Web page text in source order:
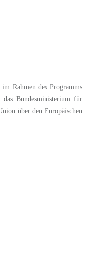
Rahmen des Programms
Bundesministerium für
über den Europäischen